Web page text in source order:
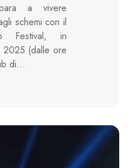
a vivere
schemi con il
Festival, in
2025 (dalle ore
di…